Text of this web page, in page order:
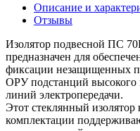
Описание и
Отзывы
Изолятор подвесной ПС
предназначен для
фиксации незащищенных
ОРУ подстанций
линий электропередачи.
Этот стеклянный
комплектации